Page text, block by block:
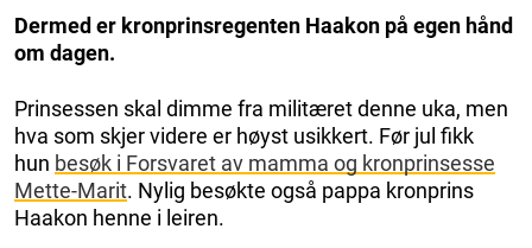
Dermed er kronprinsregenten Haakon på egen hånd
om dagen.
Prinsessen skal dimme fra militæret denne uka, men
hva som skjer videre er høyst usikkert. Før jul fikk
hun besøk i Forsvaret av mamma og kronprinsesse
Mette-Marit. Nylig besøkte også pappa kronprins
Haakon henne i leiren.